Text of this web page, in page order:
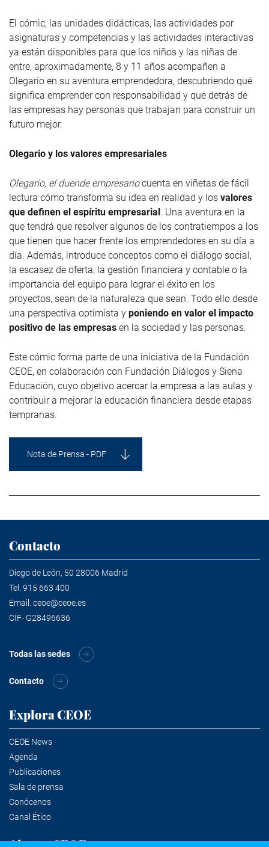
El cómic, las unidades didácticas, las actividades por
asignaturas y competencias y las actividades interactivas
ya están disponibles para que los niños y las niñas de
entre, aproximadamente, 8 y 11 años acompañen a
Olegario en su aventura emprendedora, descubriendo qué
significa emprender con responsabilidad y que detrás de
las empresas hay personas que trabajan para construir un
futuro mejor.
Olegario y los valores empresariales
Olegario, el duende empresariocuenta en viñetas de fácil
lectura cómo transforma su idea en realidad y los valores
que definen el espíritu empresarial. Una aventura en la
que tendrá que resolver algunos de los contratiempos a los
que tienen que hacer frente los emprendedores en su día a
día. Además, introduce conceptos como el diálogo social,
la escasez de oferta, la gestión financiera y contable o la
importancia del equipo para lograr el éxito en los
proyectos, sean de la naturaleza que sean. Todo ello desde
una perspectiva optimista y poniendo en valor el impacto
positivo de las empresas en la sociedad y las personas.
Este cómic forma parte de una iniciativa de la Fundación
CEOE, en colaboración con Fundación Diálogos y Siena
Educación, cuyo objetivo acercar la empresa a las aulas y
contribuir a mejorar la educación financiera desde etapas
tempranas.
Nota de Prensa - PDF
Contacto
Diego de León, 50 28006 Madrid
Tel. 915 663 400
Email. ceoe@ceoe.es
CIF- G28496636
Todas las sedes
Contacto
Explora CEOE
CEOE News
Agenda
Publicaciones
Sala de prensa
Conócenos
Canal Ético